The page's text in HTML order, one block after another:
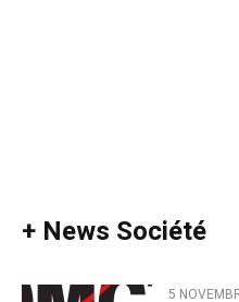
+ News Société
5